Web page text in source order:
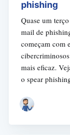
phishing
Quase um
mail de
começam com
mais eficaz.
o spear